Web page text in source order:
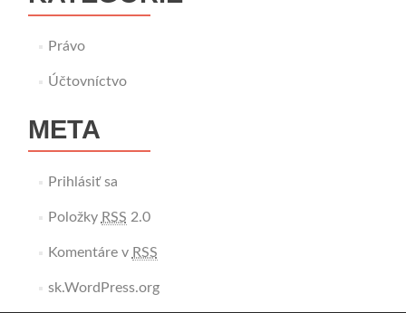
Právo
Účtovníctvo
META
Prihlásiť sa
Položky RSS 2.0
Komentáre v RSS
sk.WordPress.org